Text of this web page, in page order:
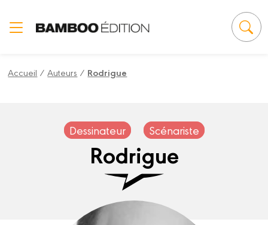
Accueil /Auteurs / Rodrigue
Dessinateur Scénariste
Rodrigue